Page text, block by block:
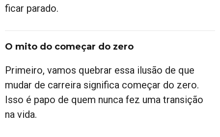
ficar parado.
O mito do começar do zero
Primeiro, vamos quebrar essa ilusão de que
mudar de carreira significa começar do zero.
Isso é papo de quem nunca fez uma transição
na vida.